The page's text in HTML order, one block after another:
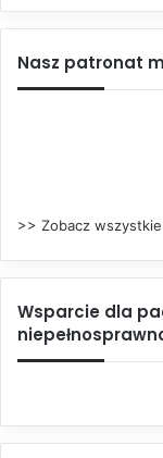
Nasz patronat
>> Zobacz
Wsparcie dla